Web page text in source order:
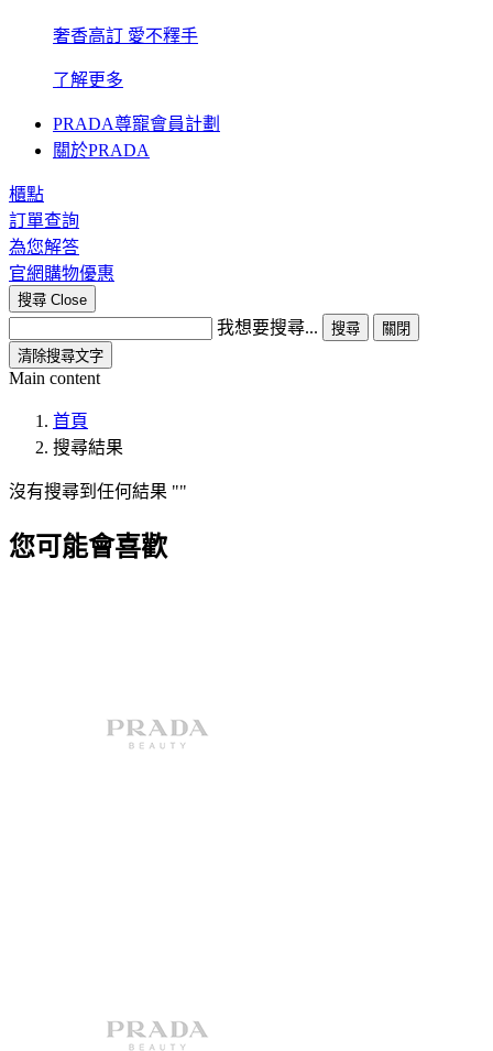
奢香高訂 愛不釋手
了解更多
PRADA尊寵會員計劃
關於PRADA
櫃點
訂單查詢
為您解答
官網購物優惠
搜尋 Close
我想要搜尋... 搜尋
關閉
清除搜尋文字
Main content
首頁
搜尋結果
沒有搜尋到任何結果
您可能會喜歡